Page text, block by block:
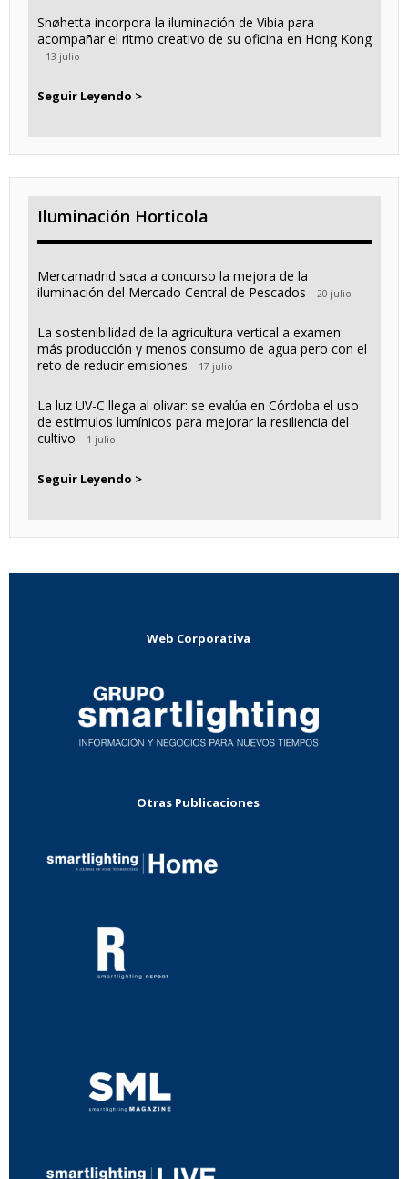
Snøhetta incorpora la iluminación de Vibia para
acompañar el ritmo creativo de su oficina en Hong Kong
13 julio
Seguir Leyendo >
Iluminación Horticola
Mercamadrid saca a concurso la mejora de la
iluminación del Mercado Central de Pescados
20 julio
La sostenibilidad de la agricultura vertical a examen:
más producción y menos consumo de agua pero con el
reto de reducir emisiones
17 julio
La luz UV-C llega al olivar: se evalúa en Córdoba el uso
de estímulos lumínicos para mejorar la resiliencia del
cultivo
1 julio
Seguir Leyendo >
Web Corporativa
Otras Publicaciones